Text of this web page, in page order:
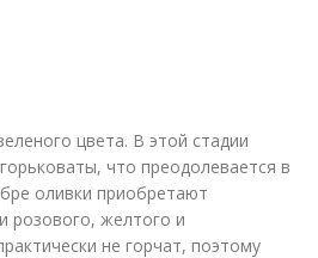
цвета. В этой стадии
что преодолевается в
оливки приобретают
розового, желтого и
не горчат, поэтому